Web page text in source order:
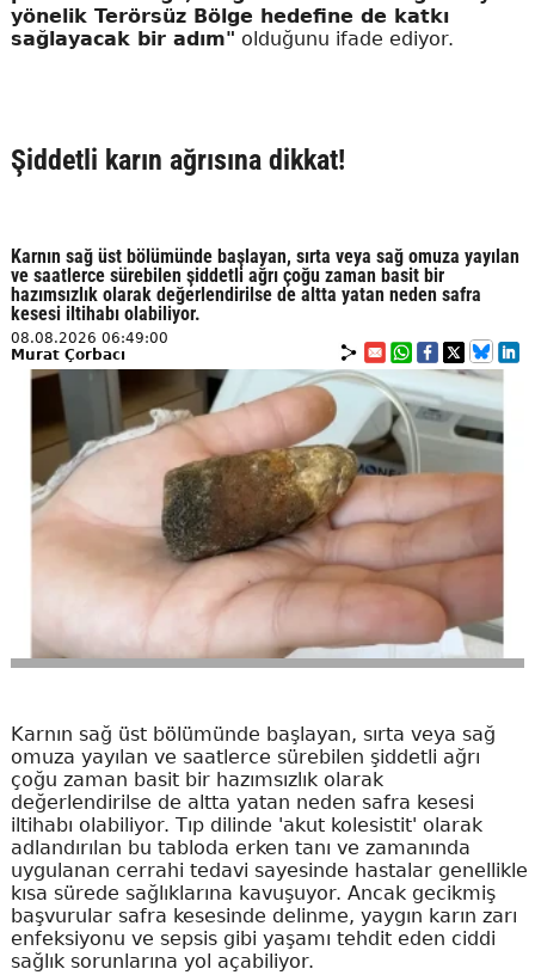
yönelik Terörsüz Bölge hedefine de katkı
sağlayacak bir adım" olduğunu ifade ediyor.
Şiddetli karın ağrısına dikkat!
Karnın sağ üst bölümünde başlayan, sırta veya sağ omuza yayılan
ve saatlerce sürebilen şiddetli ağrı çoğu zaman basit bir
hazımsızlık olarak değerlendirilse de altta yatan neden safra
kesesi iltihabı olabiliyor.
08.08.2026 06:49:00
Murat Çorbacı
Karnın sağ üst bölümünde başlayan, sırta veya sağ
omuza yayılan ve saatlerce sürebilen şiddetli ağrı
çoğu zaman basit bir hazımsızlık olarak
değerlendirilse de altta yatan neden safra kesesi
iltihabı olabiliyor. Tıp dilinde 'akut kolesistit' olarak
adlandırılan bu tabloda erken tanı ve zamanında
uygulanan cerrahi tedavi sayesinde hastalar genellikle
kısa sürede sağlıklarına kavuşuyor. Ancak gecikmiş
başvurular safra kesesinde delinme, yaygın karın zarı
enfeksiyonu ve sepsis gibi yaşamı tehdit eden ciddi
sağlık sorunlarına yol açabiliyor.